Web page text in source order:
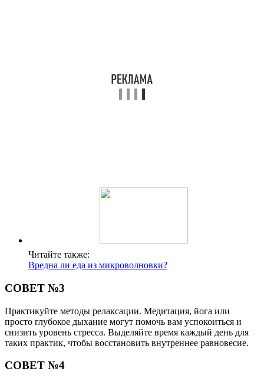
Читайте также:
Вредна ли еда из микроволновки?
СОВЕТ №3
Практикуйте методы релаксации. Медитация, йога или
просто глубокое дыхание могут помочь вам успокоиться и
снизить уровень стресса. Выделяйте время каждый день для
таких практик, чтобы восстановить внутреннее равновесие.
СОВЕТ №4